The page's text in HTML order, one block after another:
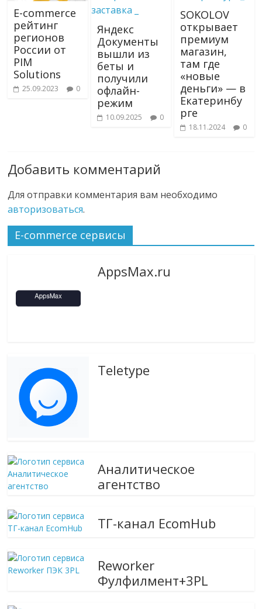
E-commerce
рейтинг
регионов
России от
PIM
Solutions
25.09.2023 0
Яндекс
Документы
вышли из
беты и
получили
офлайн-
режим
10.09.2025 0
SOKOLOV
открывает
премиум
магазин,
там где
«новые
деньги» — в
Екатеринбу
рге
18.11.2024 0
Добавить комментарий
Для отправки комментария вам необходимо
авторизоваться.
E-commerce сервисы
AppsMax.ru
Teletype
Аналитическое
агентство
ТГ-канал EcomHub
Reworker
Фулфилмент+3PL